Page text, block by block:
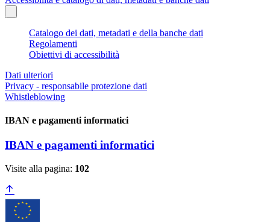
Catalogo dei dati, metadati e della banche dati
Regolamenti
Obiettivi di accessibilità
Dati ulteriori
Privacy - responsabile protezione dati
Whistleblowing
IBAN e pagamenti informatici
IBAN e pagamenti informatici
Visite alla pagina: 102